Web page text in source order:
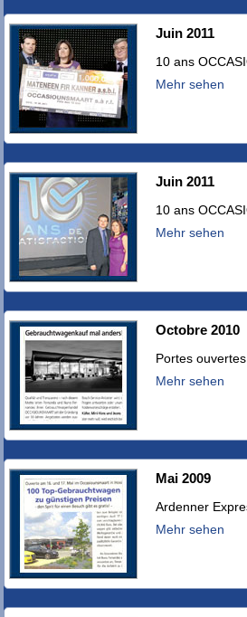
Juin 2011
10 ans
Mehr sehen
Juin 2011
10 ans
Mehr sehen
Octobre 2010
Portes
Mehr sehen
Mai 2009
Ardenner
Mehr sehen